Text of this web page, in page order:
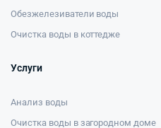
Обезжелезиватели воды
Очистка воды в коттедже
Услуги
Анализ воды
Очистка воды в загородном доме